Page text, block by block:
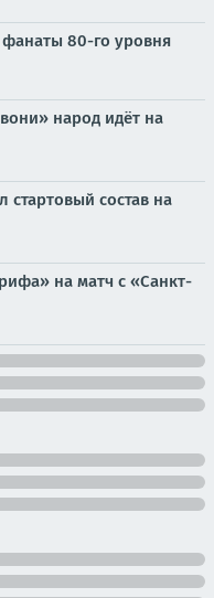
80-го уровня
народ идёт на
состав на
на матч с «Санкт-